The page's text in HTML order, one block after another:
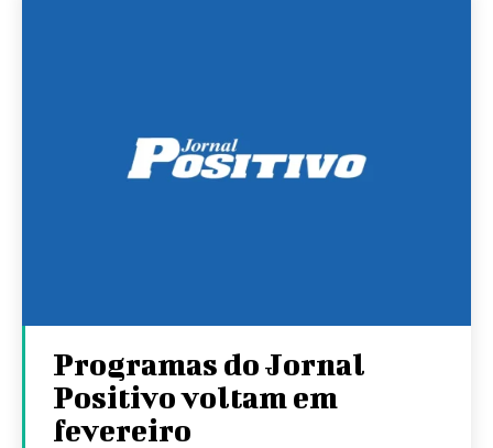
Programas do Jornal
Positivo voltam em
fevereiro